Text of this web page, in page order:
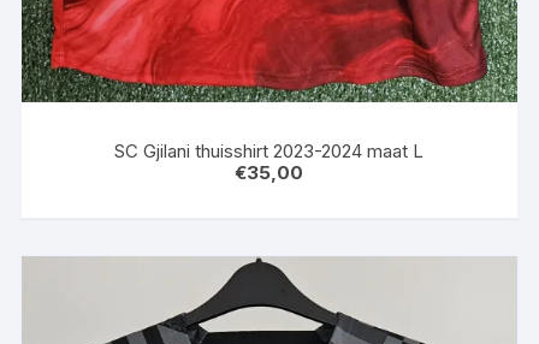
SC Gjilani thuisshirt 2023-2024 maat L
€35,00